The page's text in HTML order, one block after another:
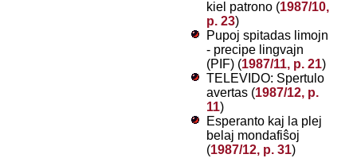
kiel patrono (1987/10,
p. 23)
Pupoj spitadas limojn
- precipe lingvajn
(PIF) (1987/11, p. 21)
TELEVIDO: Spertulo
avertas (1987/12, p.
11)
Esperanto kaj la plej
belaj mondafiŝoj
(1987/12, p. 31)